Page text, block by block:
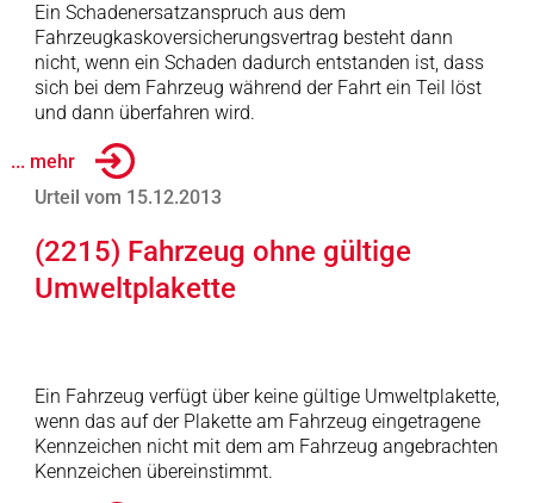
Ein Schadenersatzanspruch aus dem
Fahrzeugkaskoversicherungsvertrag besteht dann
nicht, wenn ein Schaden dadurch entstanden ist, dass
sich bei dem Fahrzeug während der Fahrt ein Teil löst
und dann überfahren wird.
... mehr
Urteil vom 15.12.2013
(2215) Fahrzeug ohne gültige
Umweltplakette
Ein Fahrzeug verfügt über keine gültige Umweltplakette,
wenn das auf der Plakette am Fahrzeug eingetragene
Kennzeichen nicht mit dem am Fahrzeug angebrachten
Kennzeichen übereinstimmt.